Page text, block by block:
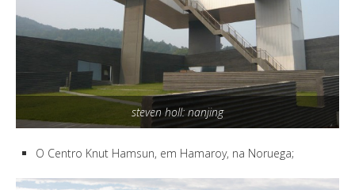
steven holl: nanjing
O Centro Knut Hamsun, em Hamaroy, na Noruega;